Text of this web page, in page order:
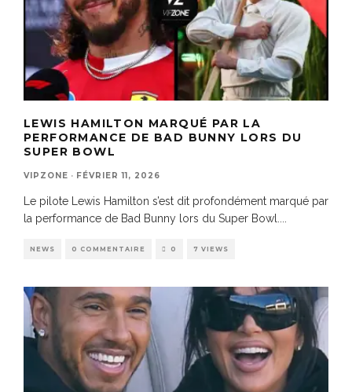
LEWIS HAMILTON MARQUÉ PAR LA
PERFORMANCE DE BAD BUNNY LORS DU
SUPER BOWL
VIPZONE · FÉVRIER 11, 2026
Le pilote Lewis Hamilton s’est dit profondément marqué par
la performance de Bad Bunny lors du Super Bowl.
NEWS 0 COMMENTAIRE 0 7 VIEWS